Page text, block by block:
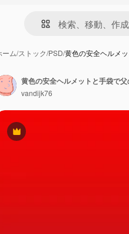
ーム/ストック/PSD/黄色の安全ヘルメ
Premium
黄色の安全ヘルメットと手袋で
vandijk76